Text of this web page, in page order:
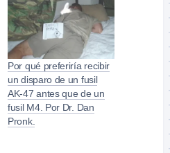
Por qué preferiría recibir
un disparo de un fusil
AK-47 antes que de un
fusil M4. Por Dr. Dan
Pronk.